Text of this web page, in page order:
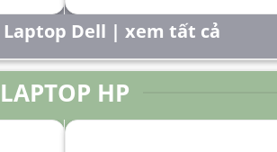
là:
29,950,000 ₫.
20,000,000 ₫.
Laptop Dell | xem tất cả
LAPTOP HP